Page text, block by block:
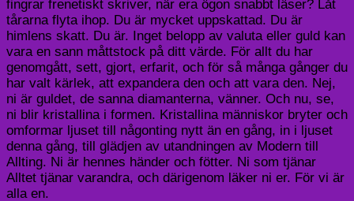
fingrar frenetiskt skriver, när era ögon snabbt läser? Låt
tårarna flyta ihop. Du är mycket uppskattad. Du är
himlens skatt. Du är. Inget belopp av valuta eller guld kan
vara en sann måttstock på ditt värde. För allt du har
genomgått, sett, gjort, erfarit, och för så många gånger du
har valt kärlek, att expandera den och att vara den. Nej,
ni är guldet, de sanna diamanterna, vänner. Och nu, se,
ni blir kristallina i formen. Kristallina människor bryter och
omformar ljuset till någonting nytt än en gång, in i ljuset
denna gång, till glädjen av utandningen av Modern till
Allting. Ni är hennes händer och fötter. Ni som tjänar
Alltet tjänar varandra, och därigenom läker ni er. För vi är
alla en.